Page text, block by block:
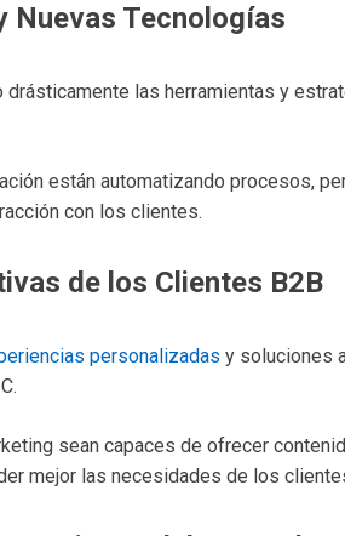
Nuevas Tecnologías
drásticamente las herramientas y
están automatizando procesos,
con los clientes.
de los Clientes B2B
personalizadas y soluciones
sean capaces de ofrecer
mejor las necesidades de los